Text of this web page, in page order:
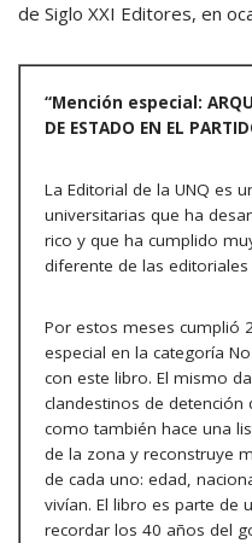
de Siglo XXI Editores, en
“Mención especial:
DE ESTADO EN EL
La Editorial de la UNQ es
universitarias que ha
rico y que ha cumplido
diferente de las editoriales
Por estos meses cumplió
especial en la categoría
con este libro. El mismo
clandestinos de
como también hace una
de la zona y reconstruye
de cada uno: edad,
vivían. El libro es parte de
recordar los 40 años del